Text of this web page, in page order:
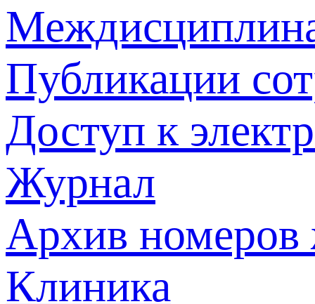
Публикации
Доступ к
Журнал
Архив номеров
Клиника